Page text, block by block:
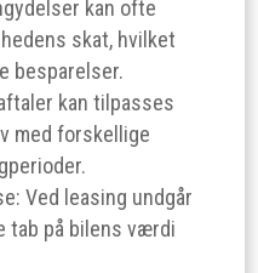
kan ofte
skat, hvilket
besparelser.
kan tilpasses
med forskellige
Ved leasing undgår
tab på bilens værdi